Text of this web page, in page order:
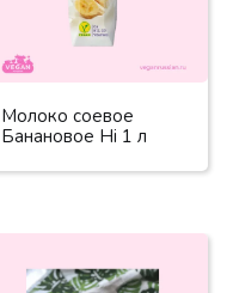
Молоко соевое
Банановое Hi 1 л